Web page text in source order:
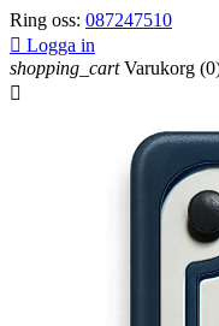
Ring oss: 087247510
 Logga in
shopping_cart Varukorg
